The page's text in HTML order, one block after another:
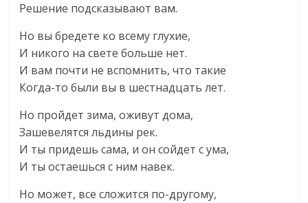
Решение подсказывают вам.
Но вы бредете ко всему глухие,
И никого на свете больше нет.
И вам почти не вспомнить, что такие
Когда-то были вы в шестнадцать лет.
Но пройдет зима, оживут дома,
Зашевелятся льдины рек.
И ты придешь сама, и он сойдет с ума,
И ты остаешься с ним навек.
Но может, все сложится по-другому,